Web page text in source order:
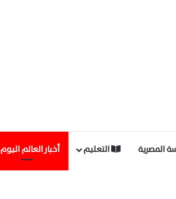
المصرية التعليم أخبار العالم اليوم